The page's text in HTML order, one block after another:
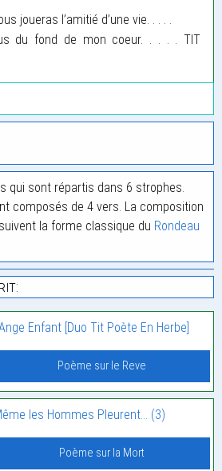
joueras l’amitié d’une vie. . . . .
du fond de mon coeur. . . . . TIT
qui sont répartis dans 6 strophes.
composés de 4 vers. La composition
la forme classique du Rondeau
Enfant [Duo Tit Poète En Herbe]
Poème sur le Reve
les Hommes Pleurent… (3)
Poème sur la Mort